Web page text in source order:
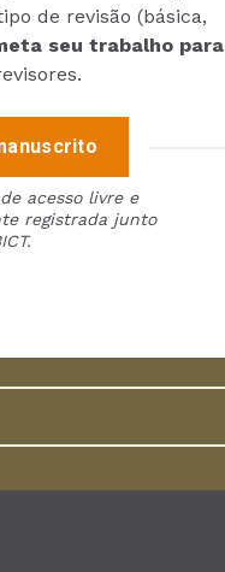
de revisão (básica,
seu trabalho para
acesso livre e
registrada junto